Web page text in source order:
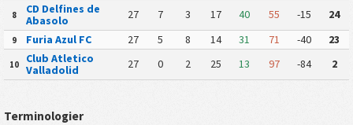
8
CD Delfines de
Abasolo
27 7 3 17 40 55 -15 24
9 Furia Azul FC 27 5 8 14 31 71 -40 23
10
Club Atletico
Valladolid
27 0 2 25 13 97 -84 2
Terminologier